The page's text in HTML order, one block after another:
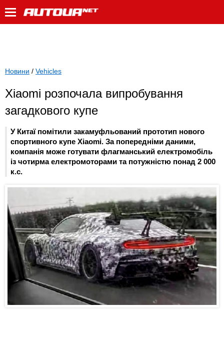
Новини / Vehicles
Xiaomi розпочала випробування
загадкового купе
У Китаї помітили закамуфльований прототип нового
спортивного купе Xiaomi. За попередніми даними,
компанія може готувати флагманський електромобіль
із чотирма електромоторами та потужністю понад 2 000
к.с.